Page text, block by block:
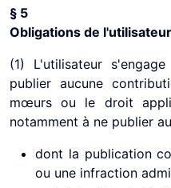
§ 5
Obligations de l'utilisateur
(1) L'utilisateur
publier aucune
mœurs ou le droit
notamment à ne publier
dont la publication
ou une infraction